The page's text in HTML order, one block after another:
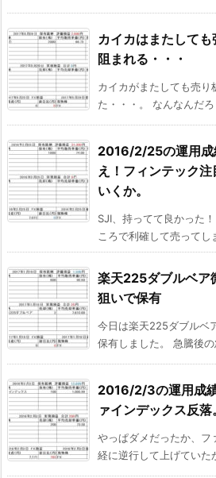
カイカはまたして
阻まれる・・・
カイカがまたしても売り
た・・・。 なんなんだ
2016/2/25の運用成
え！フィンテック
いくか。
SJI、持ってて良かった
ころで利確して売ってし
楽天225ダブルベア
狙いで保有
今日は楽天225ダブルベ
保有しました。 急騰後
2016/2/3の運用成
ァインデックス反落。
やっぱダメだったか、フ
経に逆行して上げていた